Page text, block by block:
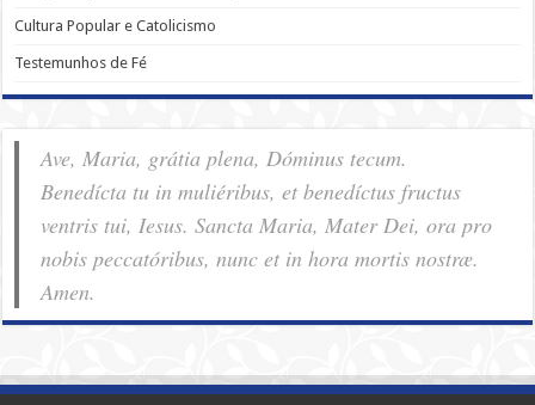
Cultura Popular e Catolicismo
Testemunhos de Fé
Ave, Maria, grátia plena, Dóminus tecum.
Benedícta tu in muliéribus, et benedíctus fructus
ventris tui, Iesus. Sancta Maria, Mater Dei, ora pro
nobis pec­ca­tóribus, nunc et in hora mortis nostræ.
Amen.